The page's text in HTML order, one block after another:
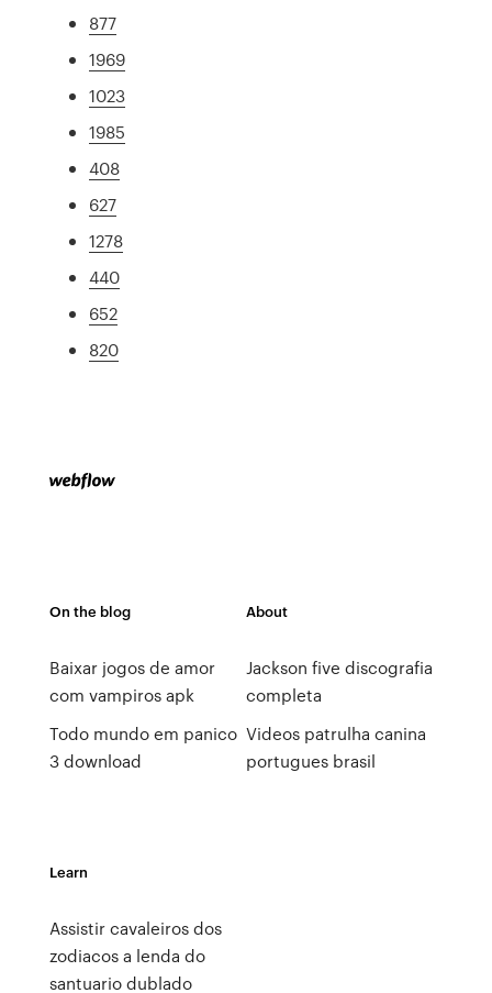
877
1969
1023
1985
408
627
1278
440
652
820
On the blog
Baixar jogos de amor
com vampiros apk
Todo mundo em panico
3 download
About
Jackson five discografia
completa
Videos patrulha canina
portugues brasil
Learn
Assistir cavaleiros dos
zodiacos a lenda do
santuario dublado